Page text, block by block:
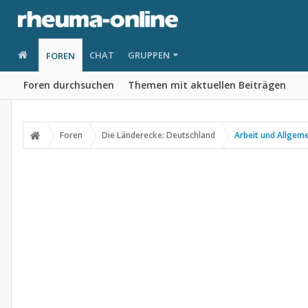
FOREN
Foren durchsuchen Themen mit aktuellen Beiträgen
CHAT GRUPPEN
Foren Die Länderecke: Deutschland Arbeit und